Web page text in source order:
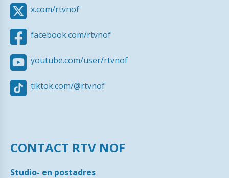
x.com/rtvnof
facebook.com/rtvnof
youtube.com/user/rtvnof
tiktok.com/@rtvnof
CONTACT RTV NOF
Studio- en postadres